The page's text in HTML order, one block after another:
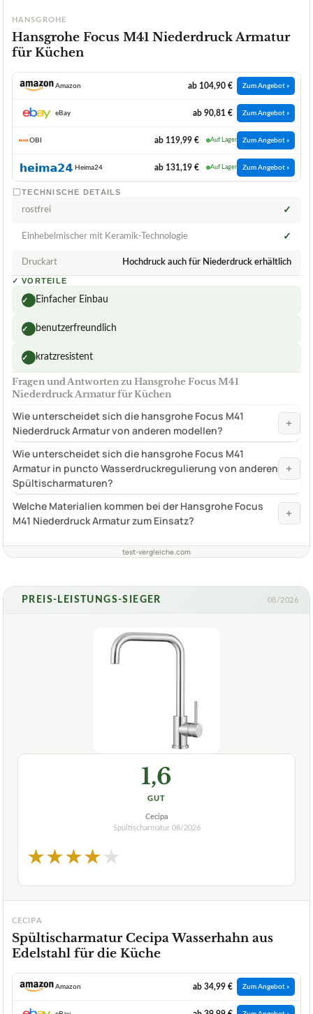
HANSGROHE
Hansgrohe Focus M41 Niederdruck Armatur
für Küchen
Amazon ab 104,90 € Zum Angebot »
eBay ab 90,81 € Zum Angebot »
OBI ab 119,99 € Auf Lager Zum Angebot »
Heima24 ab 131,19 € Auf Lager Zum Angebot »
TECHNISCHE DETAILS
rostfrei ✓
Einhebelmischer mit Keramik-Technologie ✓
Druckart Hochdruck auch für Niederdruck erhältlich
✓ VORTEILE
✓ Einfacher Einbau
✓ benutzerfreundlich
✓ kratzresistent
Fragen und Antworten zu Hansgrohe Focus M41
Niederdruck Armatur für Küchen
Wie unterscheidet sich die hansgrohe Focus M41
Niederdruck Armatur von anderen modellen?
+
Wie unterscheidet sich die hansgrohe Focus M41
Armatur in puncto Wasserdruckregulierung von anderen
Spültischarmaturen?
+
Welche Materialien kommen bei der Hansgrohe Focus
M41 Niederdruck Armatur zum Einsatz?
+
test-vergleiche.com
PREIS-LEISTUNGS-SIEGER 08/2026
1,6
GUT
Cecipa
Spültischarmatur 08/2026
★★★★★
CECIPA
Spültischarmatur Cecipa Wasserhahn aus
Edelstahl für die Küche
Amazon ab 34,99 € Zum Angebot »